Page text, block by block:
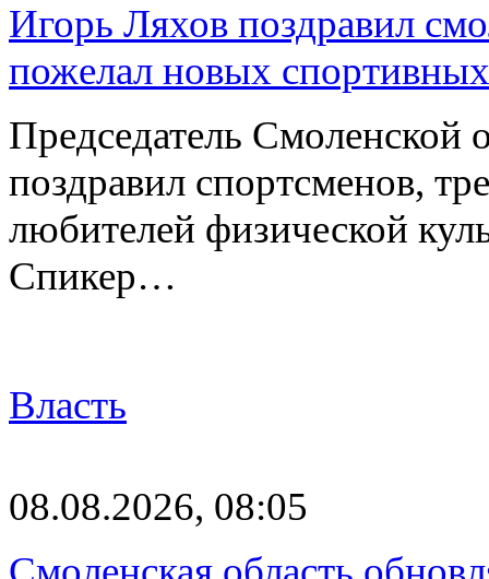
Игорь Ляхов поздравил
пожелал новых
Председатель
поздравил спортсменов,
любителей физической
Спикер…
Власть
08.08.2026, 08:05